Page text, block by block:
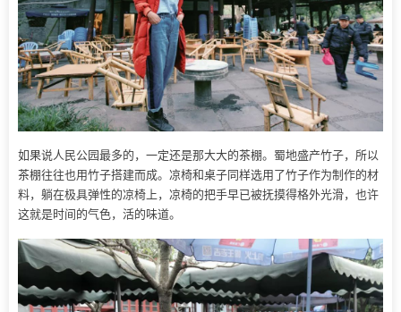
如果说人民公园最多的，一定还是那大大的茶棚。蜀地盛产竹子，所以
茶棚往往也用竹子搭建而成。凉椅和桌子同样选用了竹子作为制作的材
料，躺在极具弹性的凉椅上，凉椅的把手早已被抚摸得格外光滑，也许
这就是时间的气色，活的味道。